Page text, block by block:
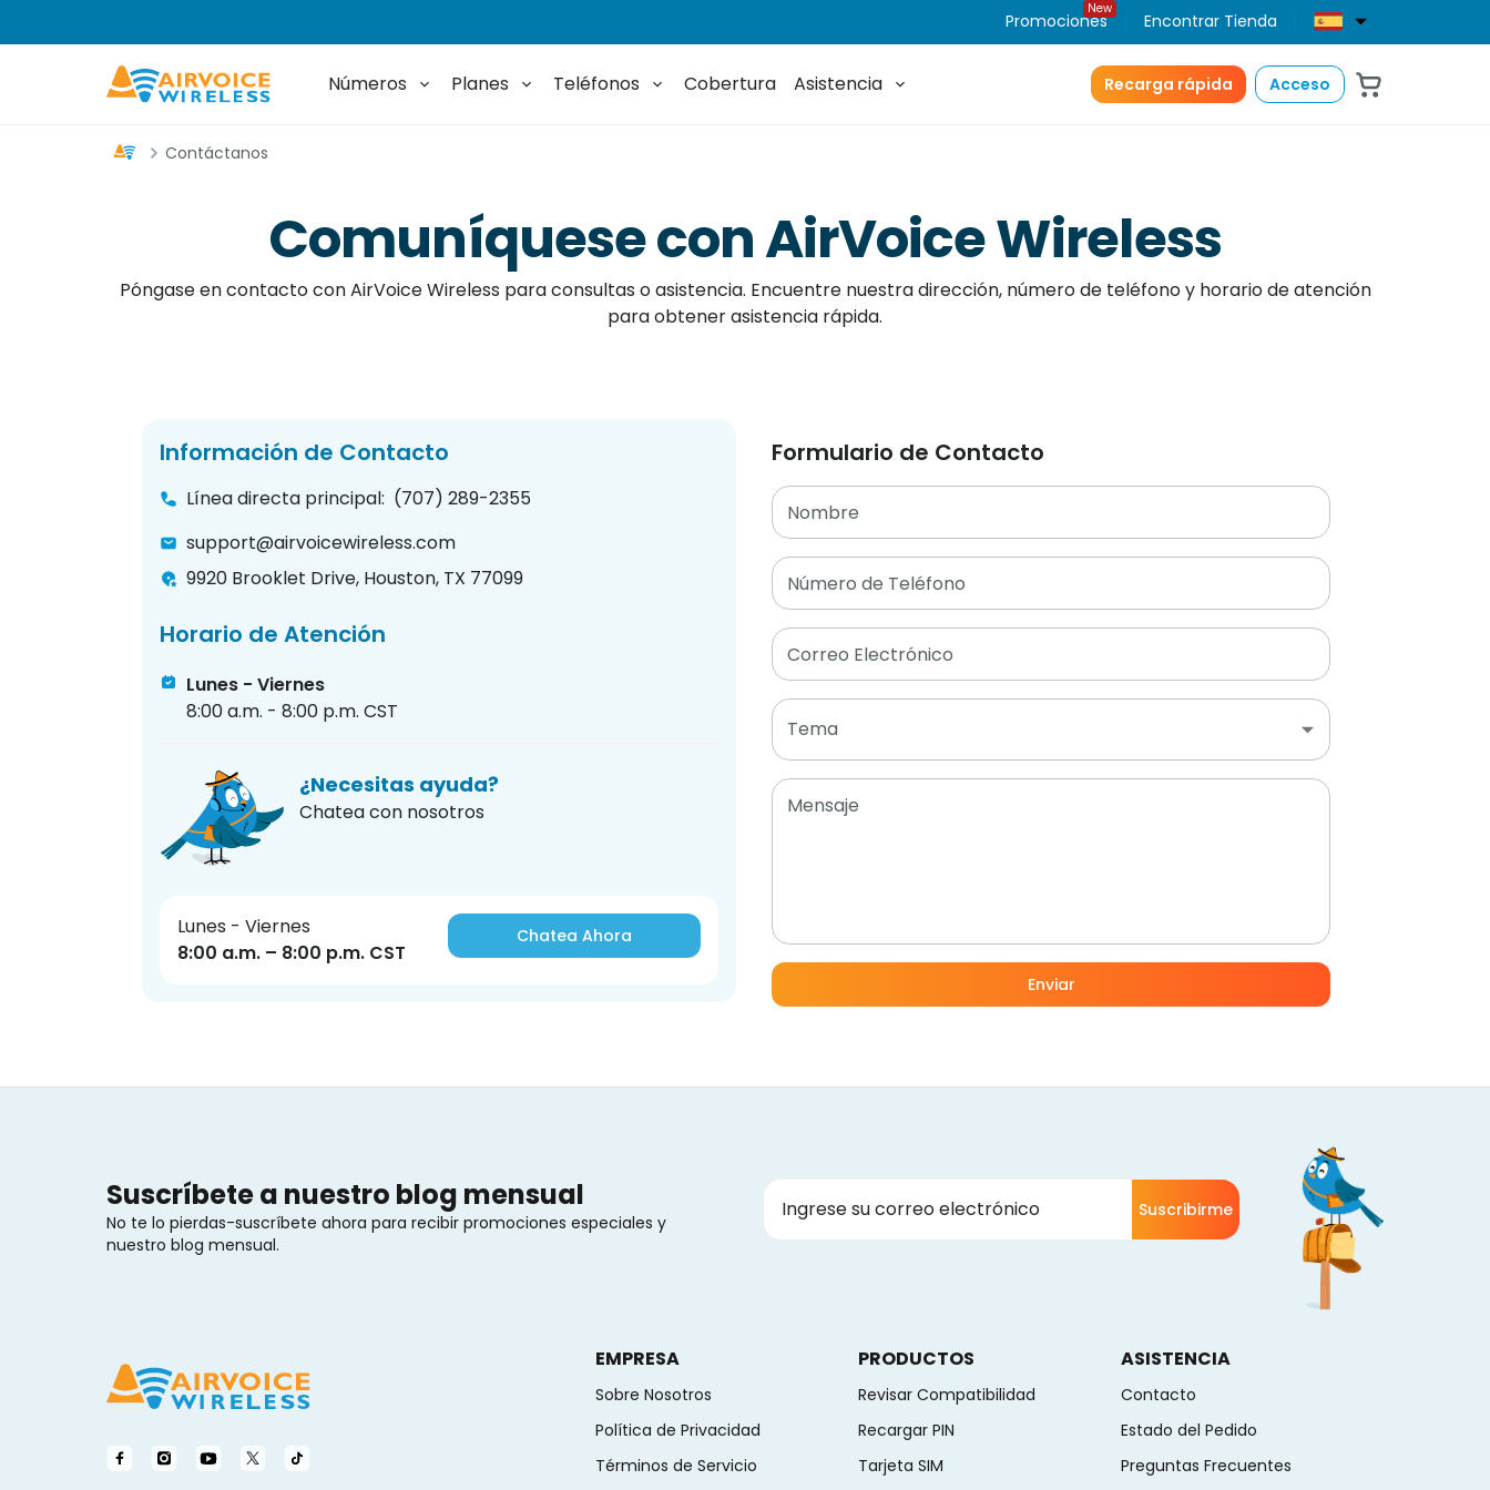
Promociones
New
Encontrar Tienda
Números Planes Teléfonos Cobertura Asistencia Recarga rápida Acceso
Breadcrumb 1
Contáctanos
Comuníquese con AirVoice Wireless
Póngase en contacto con AirVoice Wireless para consultas o asistencia. Encuentre nuestra dirección, número de teléfono y horario de atención
para obtener asistencia rápida.
Información de Contacto
Línea directa principal: (707) 289-2355
support@airvoicewireless.com
9920 Brooklet Drive, Houston, TX 77099
Horario de Atención
Lunes - Viernes
8:00 a.m. - 8:00 p.m. CST
¿Necesitas ayuda?
Chatea con nosotros
Lunes - Viernes
8:00 a.m. – 8:00 p.m. CST
Chatea Ahora
Formulario de Contacto
Nombre
Número de Teléfono
Correo Electrónico
Tema
Mensaje
Enviar
Suscríbete a nuestro blog mensual
No te lo pierdas-suscríbete ahora para recibir promociones especiales y
nuestro blog mensual.
Suscribirme
EMPRESA
Sobre Nosotros
Política de Privacidad
Términos de Servicio
PRODUCTOS
Revisar Compatibilidad
Recargar PIN
Tarjeta SIM
ASISTENCIA
Contacto
Estado del Pedido
Preguntas Frecuentes